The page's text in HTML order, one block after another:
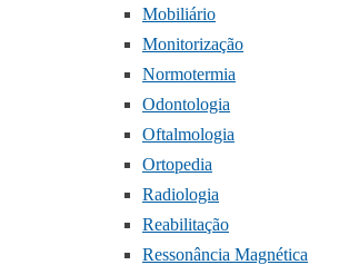
Mobiliário
Monitorização
Normotermia
Odontologia
Oftalmologia
Ortopedia
Radiologia
Reabilitação
Ressonância Magnética